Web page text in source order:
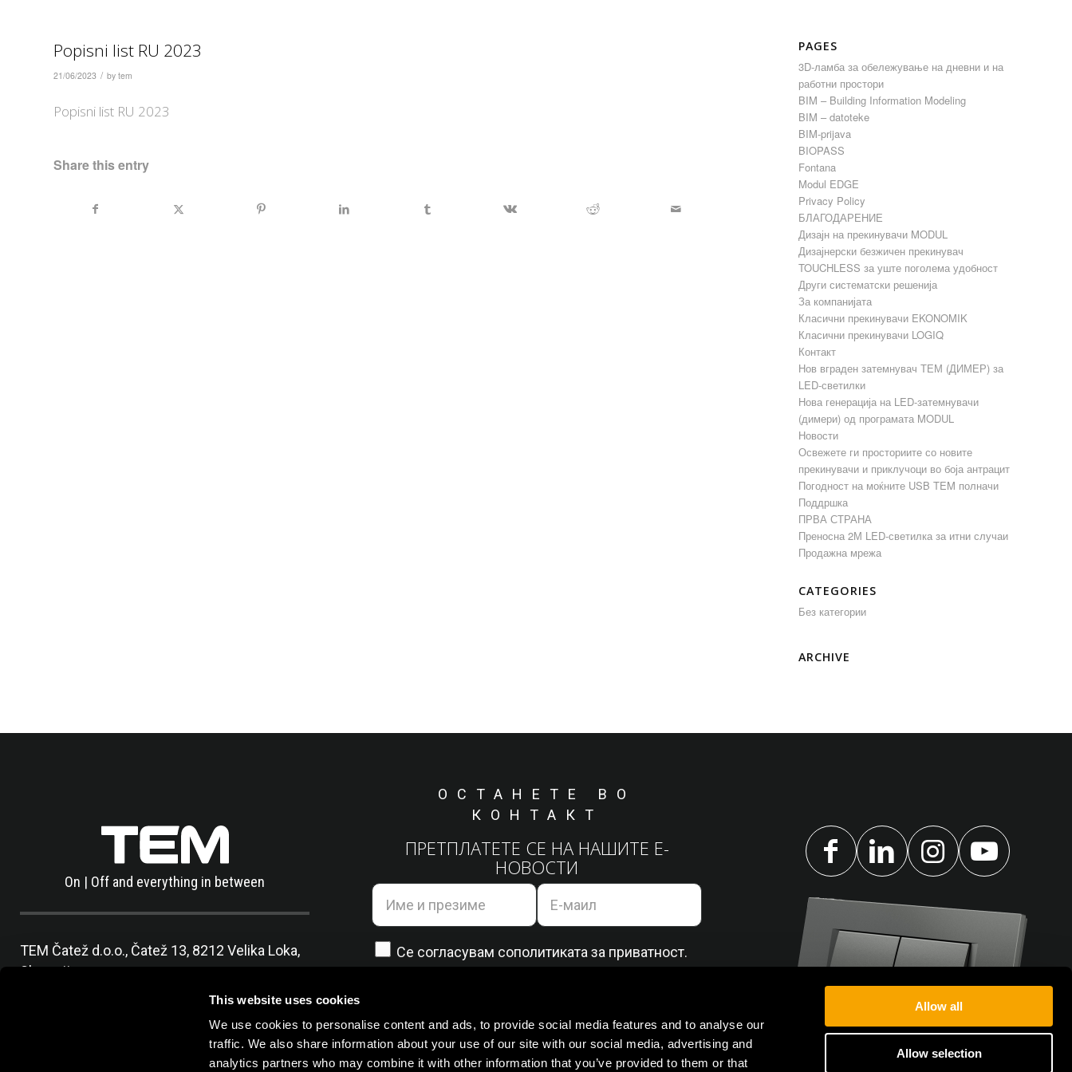
This website uses cookies
We use cookies to personalise content and ads, to provide social media features and to analyse our
traffic. We also share information about your use of our site with our social media, advertising and
analytics partners who may combine it with other information that you’ve provided to them or that
Allow all
Allow selection
Popisni list RU 2023
21/06/2023 / bytem
Popisni list RU 2023
Share this entry
PAGES
3D-ламба за обележување на дневни и на
работни простори
BIM – Building Information Modeling
BIM – datoteke
BIM-prijava
BIOPASS
Fontana
Modul EDGE
Privacy Policy
БЛАГОДАРЕНИЕ
Дизајн на прекинувачи MODUL
Дизајнерски безжичен прекинувач
TOUCHLESS за уште поголема удобност
Други систематски решенија
За компанијата
Класични прекинувачи EKONOMIK
Класични прекинувачи LOGIQ
Контакт
Нов вграден затемнувач ТЕМ (ДИМЕР) за
LED-светилки
Нова генерација на LED-затемнувачи
(димери) од програмата MODUL
Новости
Освежете ги просториите со новите
прекинувачи и приклучоци во боја антрацит
Погодност на моќните USB TEM полначи
Поддршка
ПРВА СТРАНА
Преносна 2М LED-светилка за итни случаи
Продажна мрежа
CATEGORIES
Без категории
ARCHIVE
On | Off and everything in between
TEM Čatež d.o.o., Čatež 13, 8212 Velika Loka,
Slovenija
info@tem.si
ОСТАНЕТЕ ВО
КОНТАКТ
ПРЕТПЛАТЕТЕ СЕ НА НАШИТЕ Е-
НОВОСТИ
Се согласувам сополитиката за приватност.